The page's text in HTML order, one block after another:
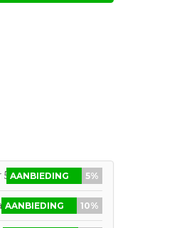
5%AANBIEDING 5%
10%
AANBIEDING 10%